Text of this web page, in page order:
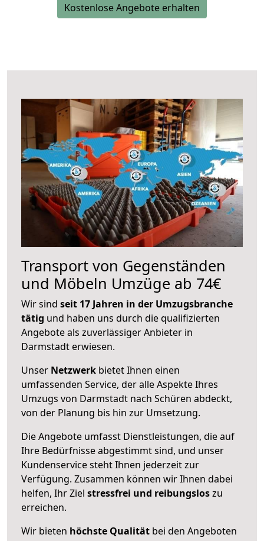
Kostenlose Angebote erhalten
Transport von Gegenständen
und Möbeln Umzüge ab 74€
Wir sind seit 17 Jahren in der Umzugsbranche
tätig und haben uns durch die qualifizierten
Angebote als zuverlässiger Anbieter in
Darmstadt erwiesen.
Unser Netzwerk bietet Ihnen einen
umfassenden Service, der alle Aspekte Ihres
Umzugs von Darmstadt nach Schüren abdeckt,
von der Planung bis hin zur Umsetzung.
Die Angebote umfasst Dienstleistungen, die auf
Ihre Bedürfnisse abgestimmt sind, und unser
Kundenservice steht Ihnen jederzeit zur
Verfügung. Zusammen können wir Ihnen dabei
helfen, Ihr Ziel stressfrei und reibungsloszu
erreichen.
Wir bieten höchste Qualität bei den Angeboten